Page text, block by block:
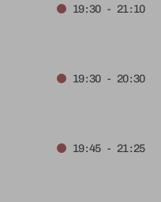
19:30 - 21:10
19:30 - 20:30
19:45 - 21:25